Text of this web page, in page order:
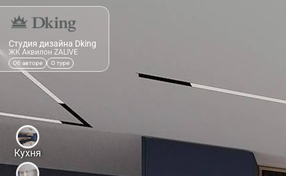
Студия дизайна Dking
ЖК Аквилон ZALIVE
Об авторе О туре
Кухня